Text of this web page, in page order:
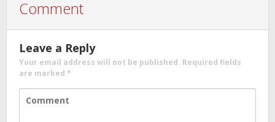
Comment
Leave a Reply
Your email address will not be published. Required fields
are marked *